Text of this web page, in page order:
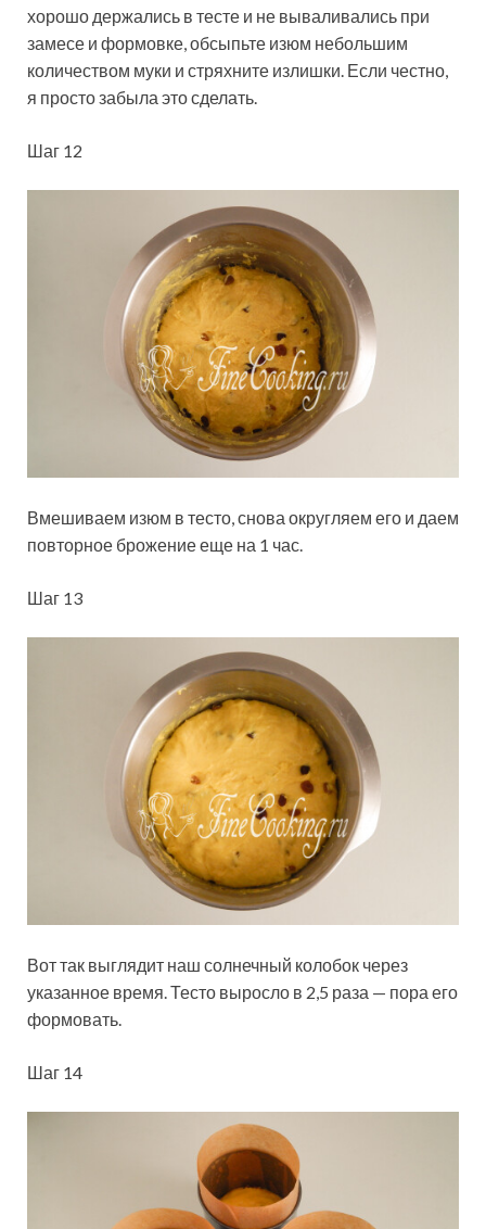
хорошо держались в тесте и не вываливались при
замесе и формовке, обсыпьте изюм небольшим
количеством муки и стряхните излишки. Если честно,
я просто забыла это сделать.
Шаг 12
Вмешиваем изюм в тесто, снова округляем его и даем
повторное брожение еще на 1 час.
Шаг 13
Вот так выглядит наш солнечный колобок через
указанное время. Тесто выросло в 2,5 раза — пора его
формовать.
Шаг 14